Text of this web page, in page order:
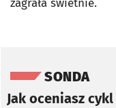
zagrała świetnie.
SONDA
Jak oceniasz